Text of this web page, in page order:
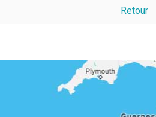
Retour